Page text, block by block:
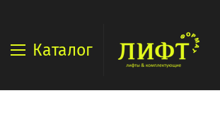
Каталог